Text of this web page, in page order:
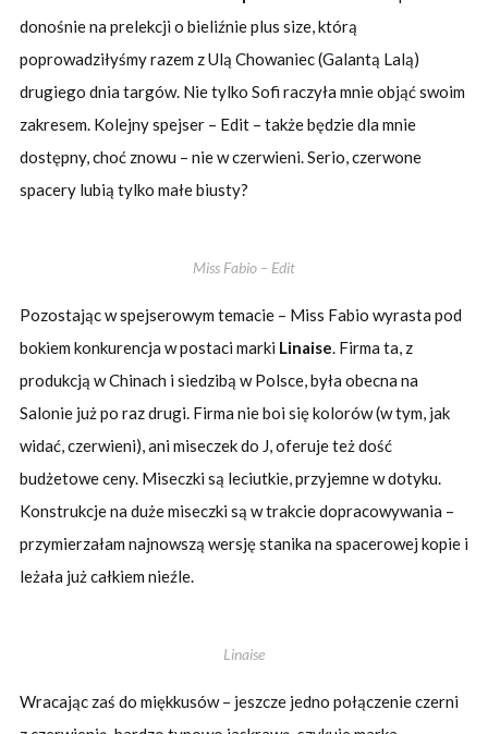
donośnie na prelekcji o bieliźnie plus size, którą
poprowadziłyśmy razem z Ulą Chowaniec (Galantą Lalą)
drugiego dnia targów. Nie tylko Sofi raczyła mnie objąć swoim
zakresem. Kolejny spejser – Edit – także będzie dla mnie
dostępny, choć znowu – nie w czerwieni. Serio, czerwone
spacery lubią tylko małe biusty?
Miss Fabio – Edit
Pozostając w spejserowym temacie – Miss Fabio wyrasta pod
bokiem konkurencja w postaci marki Linaise. Firma ta, z
produkcją w Chinach i siedzibą w Polsce, była obecna na
Salonie już po raz drugi. Firma nie boi się kolorów (w tym, jak
widać, czerwieni), ani miseczek do J, oferuje też dość
budżetowe ceny. Miseczki są leciutkie, przyjemne w dotyku.
Konstrukcje na duże miseczki są w trakcie dopracowywania –
przymierzałam najnowszą wersję stanika na spacerowej kopie i
leżała już całkiem nieźle.
Linaise
Wracając zaś do miękkusów – jeszcze jedno połączenie czerni